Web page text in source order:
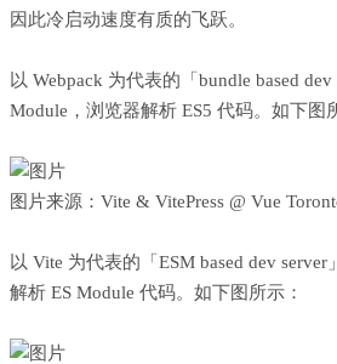
因此冷启动速度有质的飞跃。
以 Webpack 为代表的「bundle based
Module，浏览器解析 ES5 代码。如下图
图片来源： Vite & VitePress @ Vue
以 Vite 为代表的「ESM based dev
解析 ES Module 代码。如下图所示：